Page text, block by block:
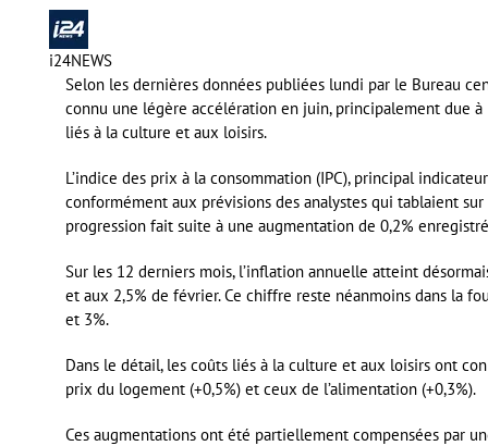
i24NEWS
Selon les dernières données publiées lundi par le Bureau
connu une légère accélération en juin, principalement due
liés à la culture et aux loisirs.
L’indice des prix à la consommation (IPC), principal
conformément aux prévisions des analystes qui tablaient
progression fait suite à une augmentation de 0,2%
Sur les 12 derniers mois, l’inflation annuelle atteint
et aux 2,5% de février. Ce chiffre reste néanmoins dans la
et 3%.
Dans le détail, les coûts liés à la culture et aux loisirs ont
prix du logement (+0,5%) et ceux de l’alimentation (+0,3%).
Ces augmentations ont été partiellement compensées par